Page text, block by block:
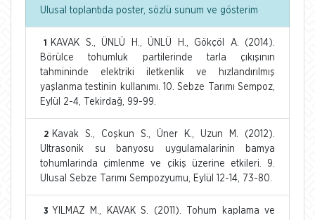
Ulusal toplantıda poster, sözlü sunum ve gösterim
1
KAVAK S., ÜNLÜ H., ÜNLÜ H., Gökçöl A. (2014).
Börülce tohumluk partilerinde tarla çıkışının
tahmininde elektriki iletkenlik ve hızlandırılmış
yaşlanma testinin kullanımı. 10. Sebze Tarımı Sempoz,
Eylül 2-4, Tekirdağ, 99-99.
2 Kavak S., Coşkun S., Üner K., Uzun M. (2012).
Ultrasonik su banyosu uygulamalarinin bamya
tohumlarinda çimlenme ve çikiş üzerine etkileri. 9.
Ulusal Sebze Tarımı Sempozyumu, Eylül 12-14, 73-80.
3 YILMAZ M., KAVAK S. (2011). Tohum kaplama ve